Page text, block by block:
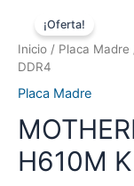
¡Oferta!
Inicio / Placa Madre
DDR4
Placa Madre
H610M